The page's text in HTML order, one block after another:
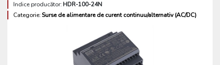
Indice producător:HDR-100-24N
Categorie:Surse de alimentare de curent continuu/alternativ (AC/DC)